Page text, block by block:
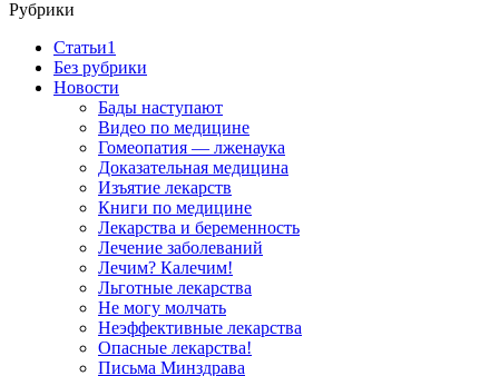
Рубрики
Cтатьи1
Без рубрики
Новости
Бады наступают
Видео по медицине
Гомеопатия — лженаука
Доказательная медицина
Изъятие лекарств
Книги по медицине
Лекарства и беременность
Лечение заболеваний
Лечим? Калечим!
Льготные лекарства
Не могу молчать
Неэффективные лекарства
Опасные лекарства!
Письма Минздрава